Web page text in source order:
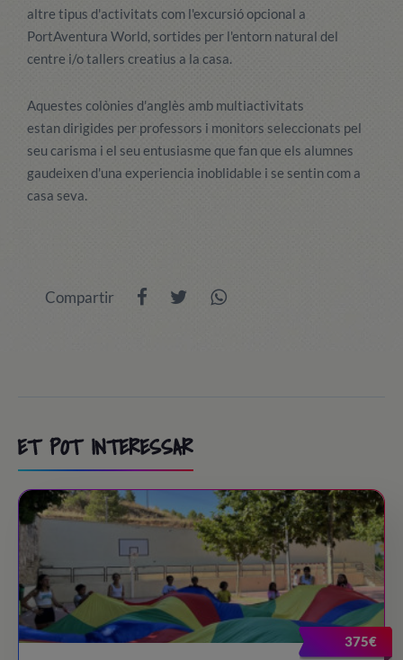
altre tipus d'activitats com l'excursió opcional a
PortAventura World, sortides per l'entorn natural del
centre i/o tallers creatius a la casa.
Aquestes colònies d'anglès amb multiactivitats
estan dirigides per professors i monitors seleccionats pel
seu carisma i el seu entusiasme que fan que els alumnes
gaudeixen d'una experiencia inoblidable i se sentin com a
casa seva.
Compartir
ET POT INTERESSAR
375€